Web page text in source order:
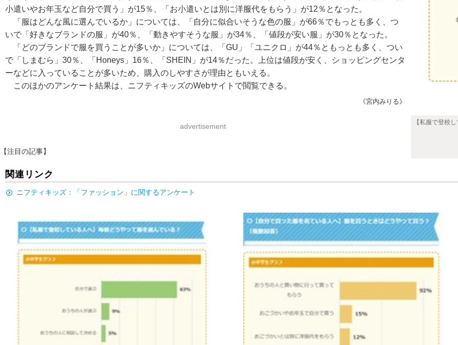
【私服で登校
小遣いやお年玉など自分で買う」が15％、「お小遣いとは別に洋服代をもらう」が12％となった。
「服はどんな風に選んでいるか」については、「自分に似合いそうな色の服」が66％でもっとも多く、つ
いで「好きなブランドの服」が40％、「動きやすそうな服」が34％、「値段が安い服」が30％となった。
「どのブランドで服を買うことが多いか」については、「GU」「ユニクロ」が44％ともっとも多く、つい
で「しまむら」30％、「Honeys」16％、「SHEIN」が14％だった。上位は値段が安く、ショッピングセンタ
ーなどに入っていることが多いため、購入のしやすさが理由ともいえる。
このほかのアンケート結果は、ニフティキッズのWebサイトで閲覧できる。
《宮内みりる》
advertisement
【注目の記事】
関連リンク
ニフティキッズ：「ファッション」に関するアンケート